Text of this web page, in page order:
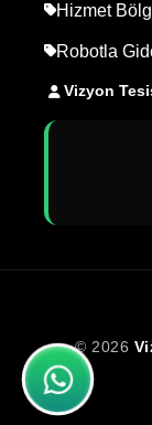
Hizmet
Robotla
Vizyon
© 2026